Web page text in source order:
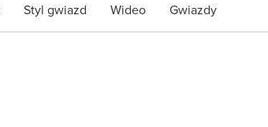
Styl gwiazd Wideo Gwiazdy